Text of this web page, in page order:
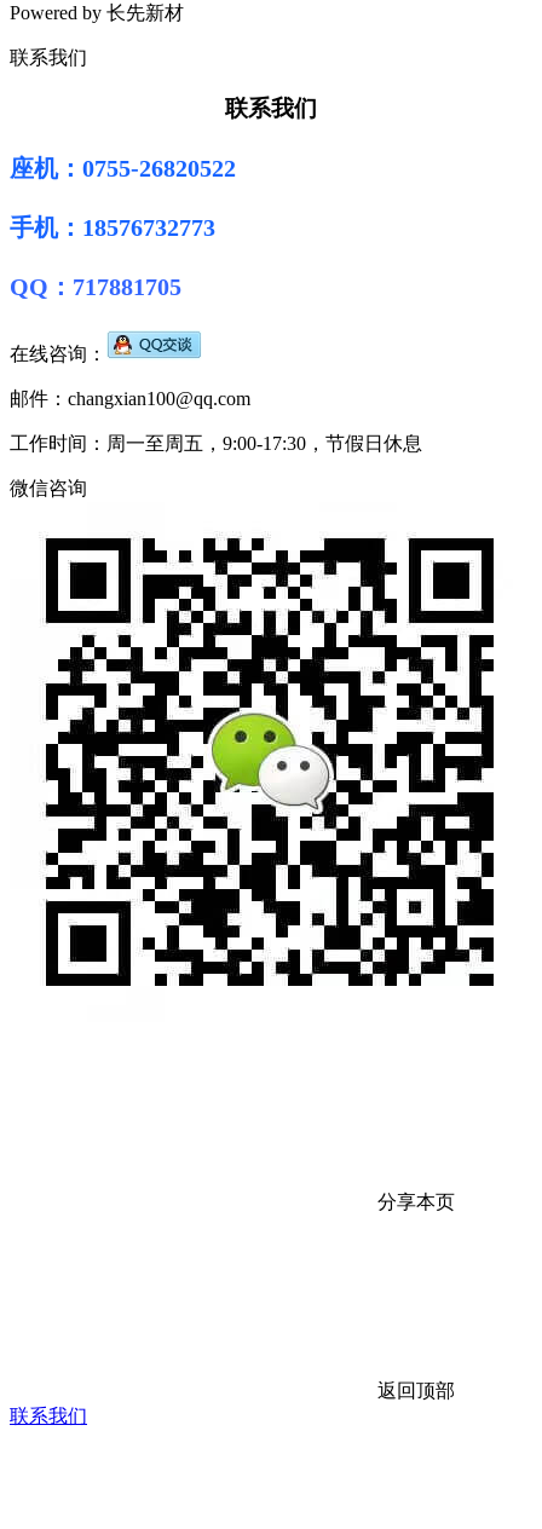
Powered by 长先新材
联系我们
联系我们
座机：0755-26820522
手机：18576732773
QQ：717881705
在线咨询：
邮件：changxian100@qq.com
工作时间：周一至周五，9:00-17:30，节假日休息
微信咨询
分享本页
返回顶部
联系我们